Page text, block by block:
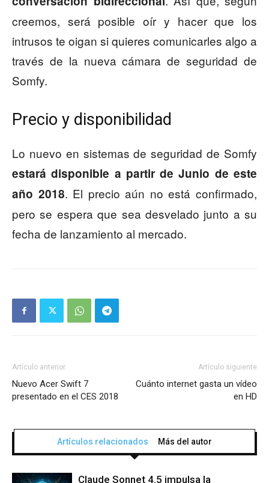
creemos, será posible oír y hacer que los
intrusos te oigan si quieres comunicarles algo a
través de la nueva cámara de seguridad de
Somfy.
Precio y disponibilidad
Lo nuevo en sistemas de seguridad de Somfy
estará disponible a partir de Junio de este
año 2018. El precio aún no está confirmado,
pero se espera que sea desvelado junto a su
fecha de lanzamiento al mercado.
Artículo anterior
Nuevo Acer Swift 7
presentado en el CES 2018
Artículo siguiente
Cuánto internet gasta un vídeo
en HD
Artículos relacionados Más del autor
Claude Sonnet 4.5 impulsa la